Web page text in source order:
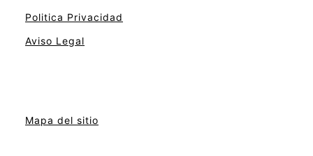
Politica Privacidad
Aviso Legal
Mapa del sitio